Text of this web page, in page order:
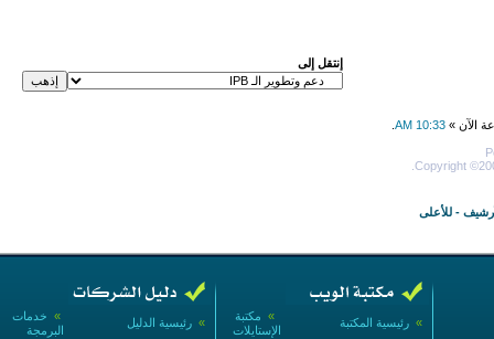
إنتقل إلى
الآن » 10:33 AM
Copyright
- للأعلى
» خدمات
البرمجة
» رئيسية الدليل
» مكتبة
الإستايلات
» رئيسية المكتبة